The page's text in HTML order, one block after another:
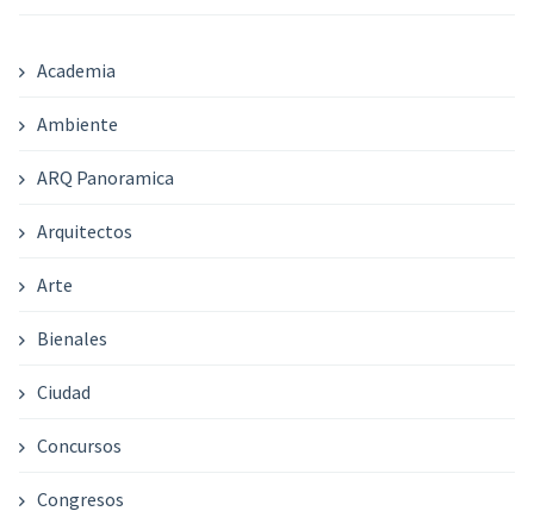
Academia
Ambiente
ARQ Panoramica
Arquitectos
Arte
Bienales
Ciudad
Concursos
Congresos